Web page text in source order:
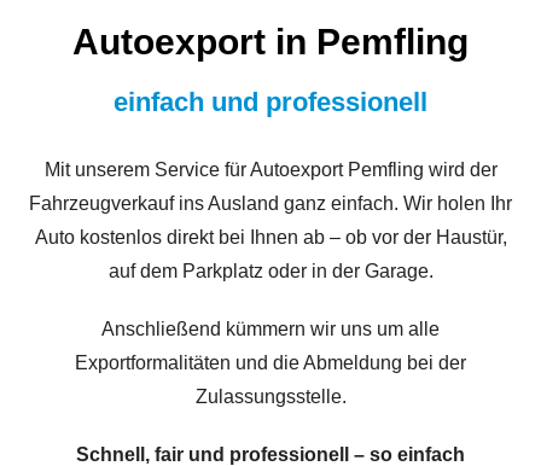
Autoexport in Pemfling
einfach und professionell
Mit unserem Service für Autoexport Pemfling wird der
Fahrzeugverkauf ins Ausland ganz einfach. Wir holen Ihr
Auto kostenlos direkt bei Ihnen ab – ob vor der Haustür,
auf dem Parkplatz oder in der Garage.
Anschließend kümmern wir uns um alle
Exportformalitäten und die Abmeldung bei der
Zulassungsstelle.
Schnell, fair und professionell – so einfach